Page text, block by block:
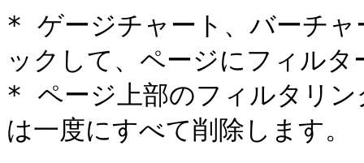
* ゲージチャート、バーチャ
ックして、ページにフィルタ
* ページ上部のフィルタリン
は一度にすべて削除します。